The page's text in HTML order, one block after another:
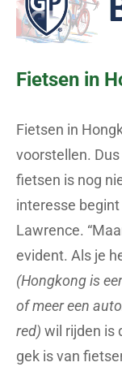
Fietsen in
Fietsen in
voorstellen.
fietsen is nog
interesse
Lawrence.
evident. Als je
(Hongkong is
of meer een
red) wil rijden is
gek is van